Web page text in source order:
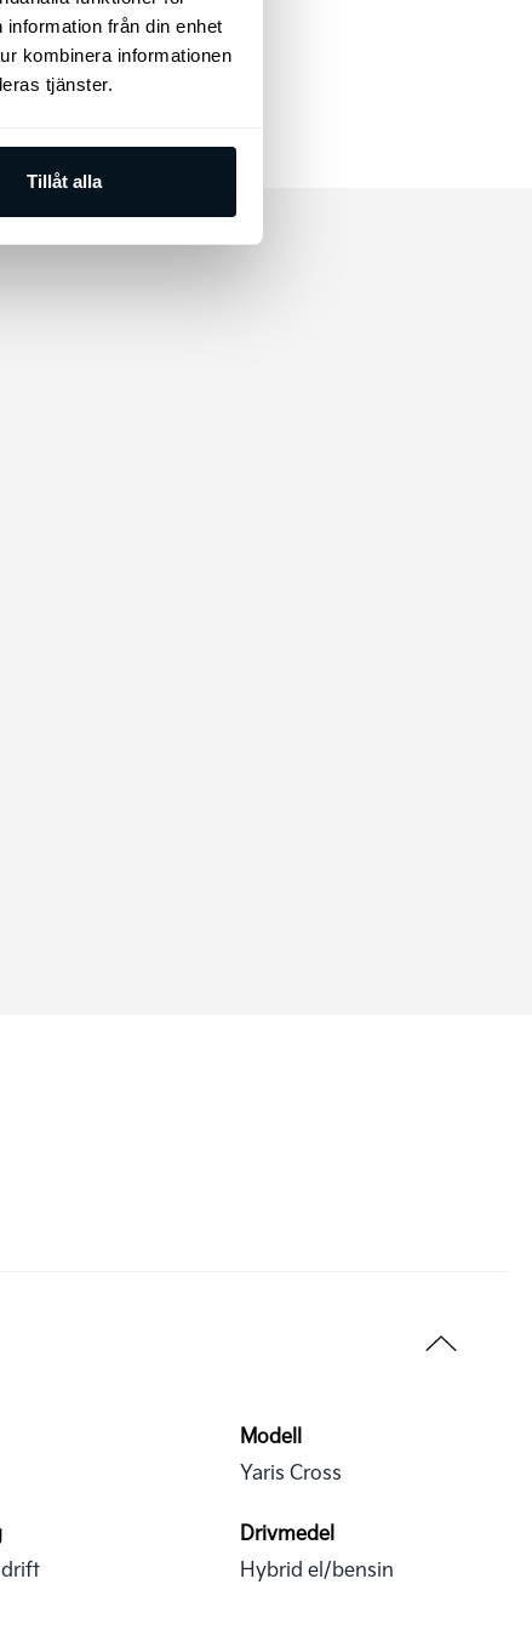
från din enhet
kombinera informationen
tjänster.
Tillåt alla
Färddator
Keyless Start
Takreling
Modell
Yaris Cross
Drivmedel
Hybrid el/bensin